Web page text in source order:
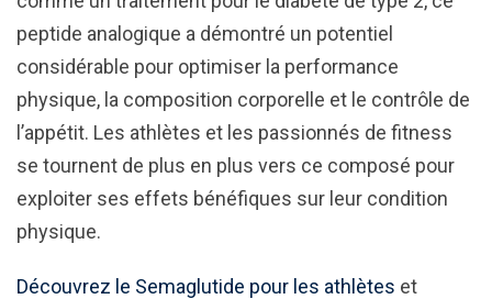
peptide analogique a démontré un potentiel
considérable pour optimiser la performance
physique, la composition corporelle et le contrôle de
l’appétit. Les athlètes et les passionnés de fitness
se tournent de plus en plus vers ce composé pour
exploiter ses effets bénéfiques sur leur condition
physique.
Découvrez le Semaglutide pour les athlètes et